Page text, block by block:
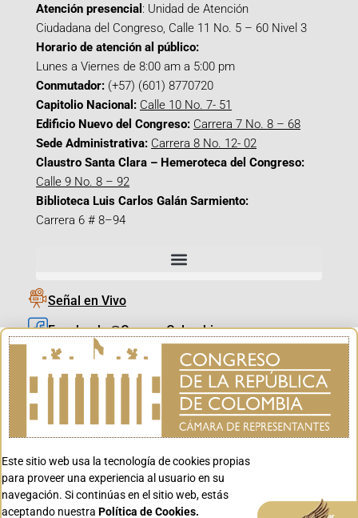
Atención presencial : Unidad de Atención
Ciudadana del Congreso, Calle 11 No. 5 – 60 Nivel 3
Horario de atención al público:
Lunes a Viernes de 8:00 am a 5:00 pm
Conmutador: (+57) (601) 8770720
Capitolio Nacional: Calle 10 No. 7- 51
Edificio Nuevo del Congreso: Carrera 7 No. 8 – 68
Sede Administrativa: Carrera 8 No. 12- 02
Claustro Santa Clara – Hemeroteca del Congreso:
Calle 9 No. 8 – 92
Biblioteca Luis Carlos Galán Sarmiento:
Carrera 6 # 8–94
Señal en Vivo
Facebook_@CamaraColombia
Instagram_@CamaraColombia
X_@CamaraColombia
Youtube_@CamaraColombia
Youtube_@CanalCongreso
Este sitio web usa la tecnología de cookies propias
para proveer una experiencia al usuario en su
navegación. Si continúas en el sitio web, estás
aceptando nuestra Política de Cookies. Aceptar